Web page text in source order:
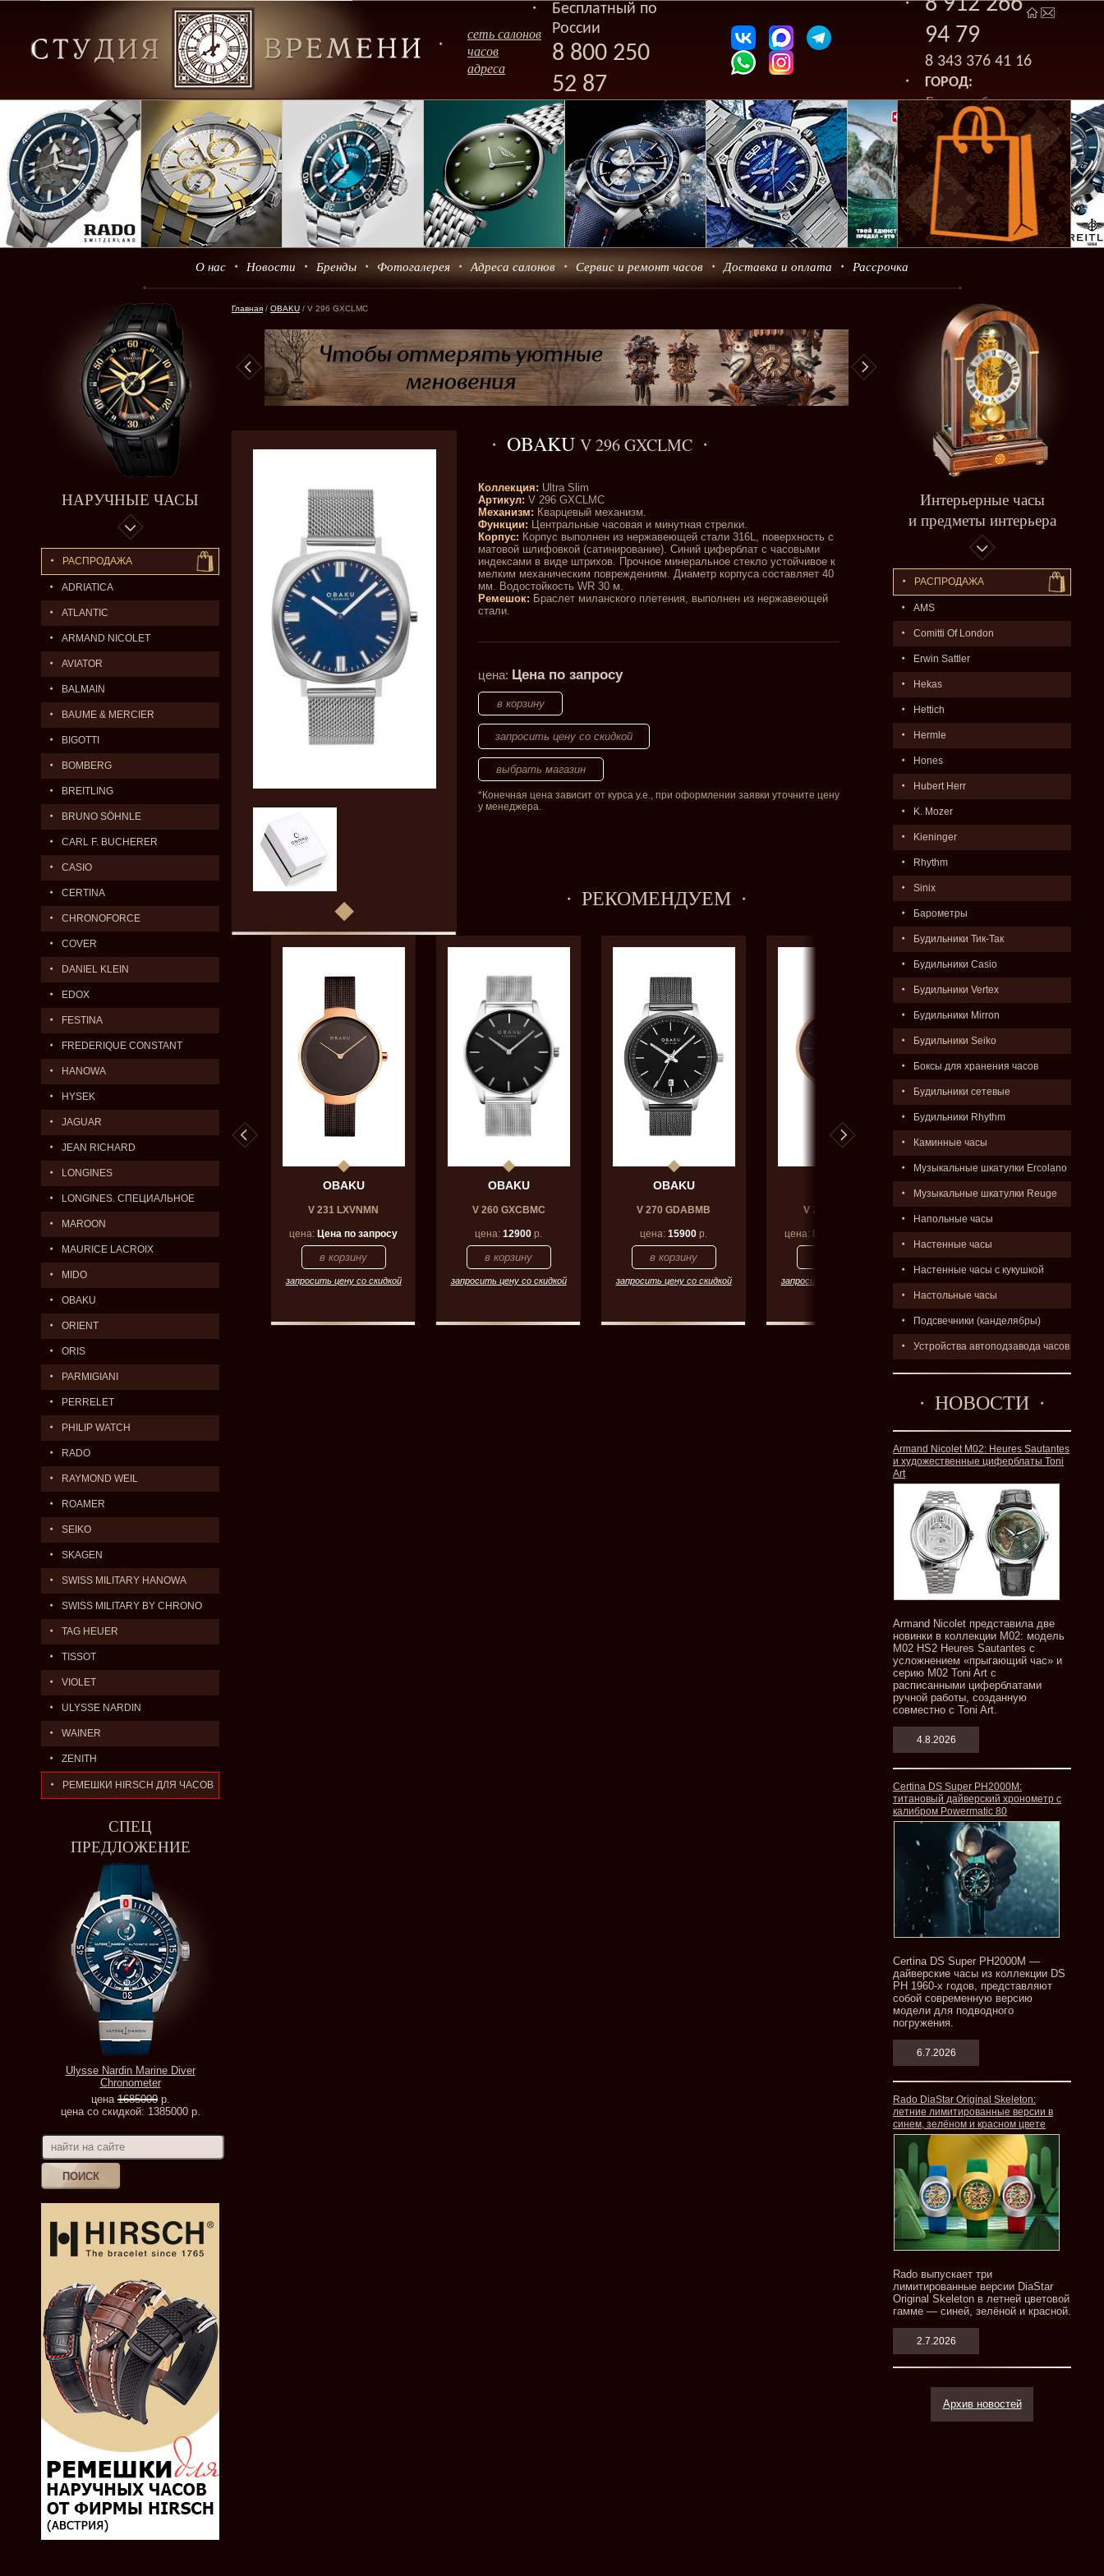
сеть салонов
часов
адреса
Бесплатный по
России
8 800 250
52 87
94 79
8 343 376 41 16
ГОРОД:
Екатеринбург
О нас Новости Бренды Фотогалерея Адреса салонов Сервис и ремонт часов Доставка и оплата Рассрочка
НАРУЧНЫЕ ЧАСЫ
РАСПРОДАЖА
ADRIATICA
ATLANTIC
ARMAND NICOLET
AVIATOR
BALMAIN
BAUME & MERCIER
BIGOTTI
BOMBERG
BREITLING
BRUNO SÖHNLE
CARL F. BUCHERER
CASIO
CERTINA
CHRONOFORCE
COVER
DANIEL KLEIN
EDOX
FESTINA
FREDERIQUE CONSTANT
HANOWA
HYSEK
JAGUAR
JEAN RICHARD
LONGINES
LONGINES. СПЕЦИАЛЬНОЕ
ПРЕДЛОЖЕНИЕ.
MAROON
MAURICE LACROIX
MIDO
OBAKU
ORIENT
ORIS
PARMIGIANI
PERRELET
PHILIP WATCH
RADO
RAYMOND WEIL
ROAMER
SEIKO
SKAGEN
SWISS MILITARY HANOWA
SWISS MILITARY BY CHRONO
TAG HEUER
TISSOT
VIOLET
ULYSSE NARDIN
WAINER
ZENITH
РЕМЕШКИ HIRSCH ДЛЯ ЧАСОВ
СПЕЦ
ПРЕДЛОЖЕНИЕ
Ulysse Nardin Marine Diver
Chronometer
цена 1685000р.
цена со скидкой: 1385000 р.
Интерьерные часы
и предметы интерьера
РАСПPОДАЖA
AMS
Comitti Of London
Erwin Sattler
Hekas
Hettich
Hermle
Hones
Hubert Herr
K. Mozer
Kieninger
Rhythm
Sinix
Барометры
Будильники Тик-Так
Будильники Casio
Будильники Vertex
Будильники Mirron
Будильники Seiko
Боксы для хранения часов
Будильники сетевые
Будильники Rhythm
Каминные часы
Музыкальные шкатулки Ercolano
Музыкальные шкатулки Reuge
Напольные часы
Настенные часы
Настенные часы с кукушкой
Настольные часы
Подсвечники (канделябры)
Устройства автоподзавода часов
НОВОСТИ
Armand Nicolet M02: Heures Sautantes
и художественные циферблаты Toni
Art
Armand Nicolet представила две
новинки в коллекции M02: модель
M02 HS2 Heures Sautantes с
усложнением «прыгающий час» и
серию M02 Toni Art с
расписанными циферблатами
ручной работы, созданную
совместно с Toni Art.
4.8.2026
Certina DS Super PH2000M:
титановый дайверский хронометр с
калибром Powermatic 80
Certina DS Super PH2000M —
дайверские часы из коллекции DS
PH 1960-х годов, представляют
собой современную версию
модели для подводного
погружения.
6.7.2026
Rado DiaStar Original Skeleton:
летние лимитированные версии в
синем, зелёном и красном цвете
Rado выпускает три
лимитированные версии DiaStar
Original Skeleton в летней цветовой
гамме — синей, зелёной и красной.
2.7.2026
Архив новостей
Главная / OBAKU / V 296 GXCLMC
OBAKU V 296 GXCLMC
Коллекция: Ultra Slim
Артикул: V 296 GXCLMC
Механизм: Кварцевый механизм.
Функции: Центральные часовая и минутная стрелки.
Корпус: Корпус выполнен из нержавеющей стали 316L, поверхность с
матовой шлифовкой (сатинирование). Синий циферблат с часовыми
индексами в виде штрихов. Прочное минеральное стекло устойчивое к
мелким механическим повреждениям. Диаметр корпуса составляет 40
мм. Водостойкость WR 30 м.
Ремешок: Браслет миланского плетения, выполнен из нержавеющей
стали.
цена: Цена по запросу
запросить цену со скидкой
*Конечная цена зависит от курса у.е., при оформлении заявки уточните цену
у менеджера.
РЕКОМЕНДУЕМ
LBBRB
со скидкой
OBAKU
V 247 LXVLSL
OBAKU
V 231 LXVNMN
цена: Цена по запросу
запросить цену со скидкой
OBAKU
V 260 GXCBMC
цена: 12900 р.
запросить цену со скидкой
OBAKU
V 270 GDABMB
цена: 15900 р.
запросить цену со скидкой
V 240 LXXNMN
цена: Цена по запросу
запросить цену со скидкой
OBAKU
V 180 GCCLMC
цена:23400р.